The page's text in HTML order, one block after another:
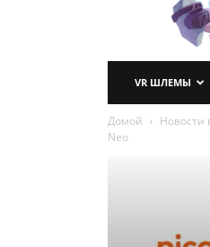
VR ШЛЕМЫ
Домой Новости
Neo